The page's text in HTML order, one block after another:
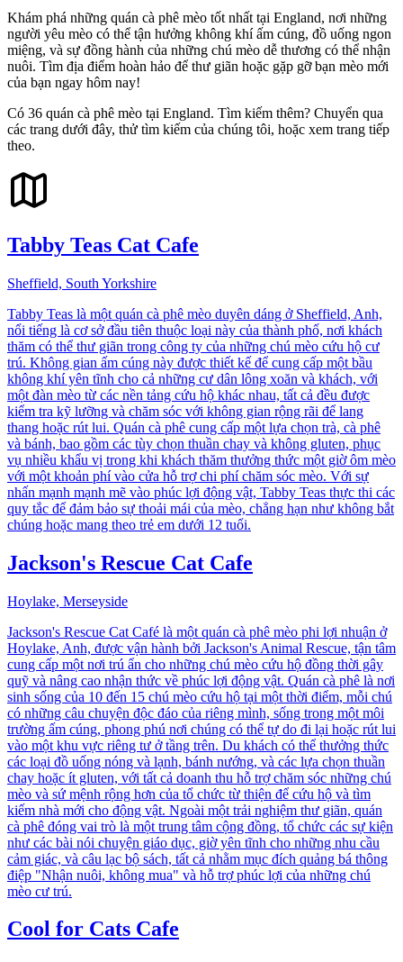
Khám phá những quán cà phê mèo tốt nhất tại England, nơi những
người yêu mèo có thể tận hưởng không khí ấm cúng, đồ uống ngon
miệng, và sự đồng hành của những chú mèo dễ thương có thể nhận
nuôi. Tìm địa điểm hoàn hảo để thư giãn hoặc gặp gỡ bạn mèo mới
của bạn ngay hôm nay!
Có 36 quán cà phê mèo tại England. Tìm kiếm thêm? Chuyển qua
các trang dưới đây, thử tìm kiếm của chúng tôi, hoặc xem trang tiếp
theo.
Tabby Teas Cat Cafe
Sheffield, South Yorkshire
Tabby Teas là một quán cà phê mèo duyên dáng ở Sheffield, Anh,
nổi tiếng là cơ sở đầu tiên thuộc loại này của thành phố, nơi khách
thăm có thể thư giãn trong công ty của những chú mèo cứu hộ cư
trú. Không gian ấm cúng này được thiết kế để cung cấp một bầu
không khí yên tĩnh cho cả những cư dân lông xoăn và khách, với
một đàn mèo từ các nền tảng cứu hộ khác nhau, tất cả đều được
kiểm tra kỹ lưỡng và chăm sóc với không gian rộng rãi để lang
thang hoặc rút lui. Quán cà phê cung cấp một lựa chọn trà, cà phê
và bánh, bao gồm các tùy chọn thuần chay và không gluten, phục
vụ nhiều khẩu vị trong khi khách thăm thưởng thức một giờ ôm mèo
với một khoản phí vào cửa hỗ trợ chi phí chăm sóc mèo. Với sự
nhấn mạnh mạnh mẽ vào phúc lợi động vật, Tabby Teas thực thi các
quy tắc để đảm bảo sự thoải mái của mèo, chẳng hạn như không bắt
chúng hoặc mang theo trẻ em dưới 12 tuổi.
Jackson's Rescue Cat Cafe
Hoylake, Merseyside
Jackson's Rescue Cat Café là một quán cà phê mèo phi lợi nhuận ở
Hoylake, Anh, được vận hành bởi Jackson's Animal Rescue, tận tâm
cung cấp một nơi trú ẩn cho những chú mèo cứu hộ đồng thời gây
quỹ và nâng cao nhận thức về phúc lợi động vật. Quán cà phê là nơi
sinh sống của 10 đến 15 chú mèo cứu hộ tại một thời điểm, mỗi chú
có những câu chuyện độc đáo của riêng mình, sống trong một môi
trường ấm cúng, phong phú nơi chúng có thể tự do đi lại hoặc rút lui
vào một khu vực riêng tư ở tầng trên. Du khách có thể thưởng thức
các loại đồ uống nóng và lạnh, bánh nướng, và các lựa chọn thuần
chay hoặc ít gluten, với tất cả doanh thu hỗ trợ chăm sóc những chú
mèo và sứ mệnh rộng hơn của tổ chức từ thiện để cứu hộ và tìm
kiếm nhà mới cho động vật. Ngoài một trải nghiệm thư giãn, quán
cà phê đóng vai trò là một trung tâm cộng đồng, tổ chức các sự kiện
như các bài nói chuyện giáo dục, giờ yên tĩnh cho những nhu cầu
cảm giác, và câu lạc bộ sách, tất cả nhằm mục đích quảng bá thông
điệp "Nhận nuôi, không mua" và hỗ trợ phúc lợi của những chú
mèo cư trú.
Cool for Cats Cafe